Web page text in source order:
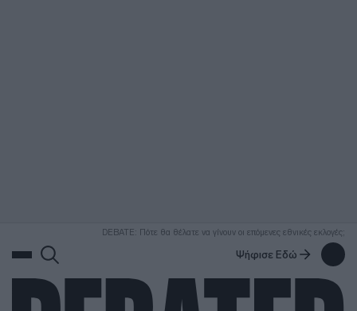
DEBATE: Πότε θα θέλατε να γίνουν οι επόμενες εθνικές εκλογές;
Ψήφισε Εδώ